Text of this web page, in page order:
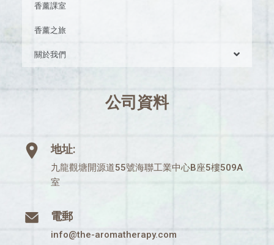
香薰課室
香薰之旅
關於我們
公司資料
地址:
九龍觀塘開源道55號海聯工業中心B座5樓509A
室
電郵
info@the-aromatherapy.com